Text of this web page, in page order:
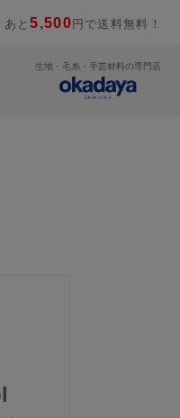
あと5,500 円で送料無料！
生地・毛糸・手芸材料の専門店